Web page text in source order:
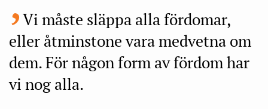
Vi måste släppa alla fördomar,
eller åtminstone vara medvetna om
dem. För någon form av fördom har
vi nog alla.